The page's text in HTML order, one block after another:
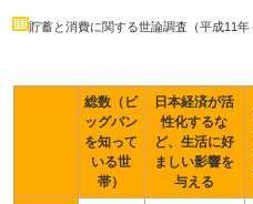
貯蓄と消費に関する世論調査（平成11年
総数（ビ
ッグバン
を知って
いる世
帯）
日本経済が活
性化するな
ど、生活に好
ましい影響を
与える